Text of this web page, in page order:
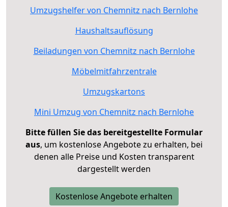
Umzugshelfer von Chemnitz nach Bernlohe
Haushaltsauflösung
Beiladungen von Chemnitz nach Bernlohe
Möbelmitfahrzentrale
Umzugskartons
Mini Umzug von Chemnitz nach Bernlohe
Bitte füllen Sie das bereitgestellte Formular
aus, um kostenlose Angebote zu erhalten, bei
denen alle Preise und Kosten transparent
dargestellt werden
Kostenlose Angebote erhalten